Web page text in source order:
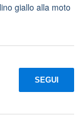
giallo alla moto
SEGUI